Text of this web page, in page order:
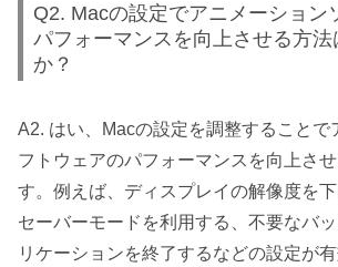
Q2. Macの設定でアニメーション
パフォーマンスを向上させる方法
か？
A2. はい、Macの設定を調整することで
フトウェアのパフォーマンスを向上さ
す。例えば、ディスプレイの解像度を
セーバーモードを利用する、不要なバ
リケーションを終了するなどの設定が有